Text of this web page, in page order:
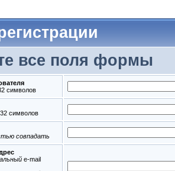
все поля формы
символов
символов
совпадать
e-mail